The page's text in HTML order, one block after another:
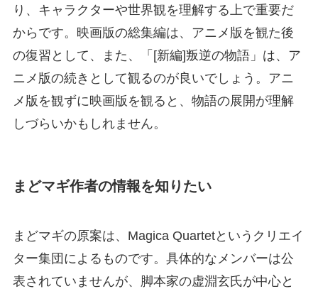
り、キャラクターや世界観を理解する上で重要だ
からです。映画版の総集編は、アニメ版を観た後
の復習として、また、「[新編]叛逆の物語」は、ア
ニメ版の続きとして観るのが良いでしょう。アニ
メ版を観ずに映画版を観ると、物語の展開が理解
しづらいかもしれません。
まどマギ作者の情報を知りたい
まどマギの原案は、Magica Quartetというクリエイ
ター集団によるものです。具体的なメンバーは公
表されていませんが、脚本家の虚淵玄氏が中心と